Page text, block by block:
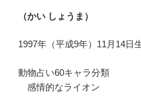
（かい しょうま）
1997年（平成9年）11月14日
動物占い60キャラ分類
感情的なライオン